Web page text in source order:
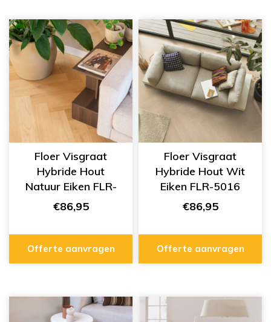
Floer Visgraat
Hybride Hout
Natuur Eiken FLR-
5017
€86,95
Offerte aanvragen
Floer Visgraat
Hybride Hout Wit
Eiken FLR-5016
€86,95
Offerte aanvragen